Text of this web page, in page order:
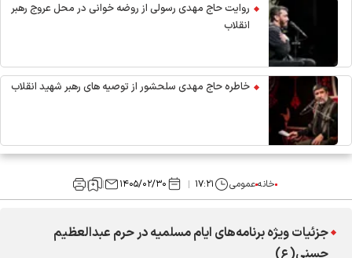
روایت حاج مهدی رسولی از روضه خوانی در محل عروج رهبر
انقلاب
خاطره حاج مهدی سلحشور از توصیه های رهبر شهید انقلاب
خانهعمومی ۱۷:۲۱ ۱۴۰۵/۰۲/۳۰
جزئیات ویژه برنامه‌های ایام مسلمیه در حرم عبدالعظیم
حسنی(ع)